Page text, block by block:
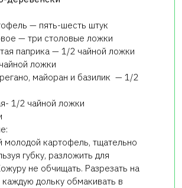
— пять-шесть штук
— три столовые ложки
паприка — 1/2 чайной ложки
ложки
майоран и базилик — 1/2
1/2 чайной ложки
молодой картофель, тщательно
губку, разложить для
не обчищать. Разрезать на
каждую дольку обмакивать в